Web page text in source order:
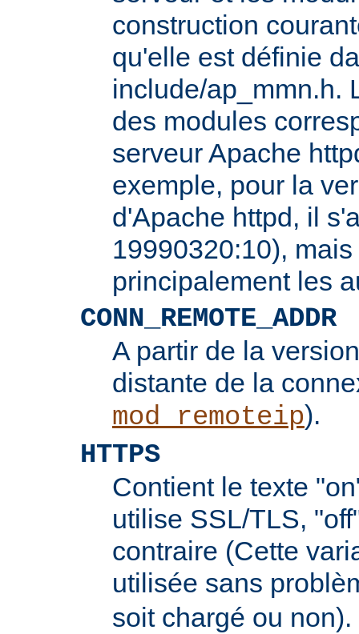
construction
qu'elle est définie
include/ap_mmn.h.
des modules
serveur Apache
exemple, pour la
d'Apache httpd, il
19990320:10),
principalement les
CONN_REMOTE_ADDR
A partir de la
distante de la
mod_remoteip).
HTTPS
Contient le texte
utilise SSL/TLS,
contraire (Cette
utilisée sans
soit chargé ou non).